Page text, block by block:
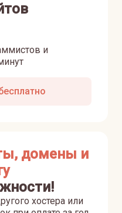
и
домены и
хостера или